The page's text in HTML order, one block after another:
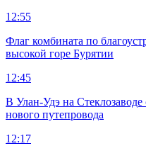
12:55
Флаг комбината по
высокой горе Бурятии
12:45
В Улан-Удэ на Стеклозаводе
нового путепровода
12:17